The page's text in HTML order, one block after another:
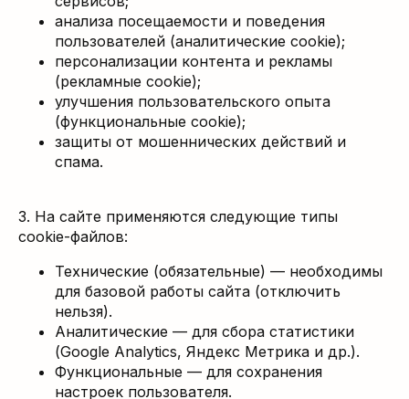
анализа посещаемости и поведения
пользователей (аналитические cookie);
персонализации контента и рекламы
(рекламные cookie);
улучшения пользовательского опыта
(функциональные cookie);
защиты от мошеннических действий и
спама.
3. На сайте применяются следующие типы
cookie-файлов:
Технические (обязательные) — необходимы
для базовой работы сайта (отключить
нельзя).
Аналитические — для сбора статистики
(Google Analytics, Яндекс Метрика и др.).
Функциональные — для сохранения
настроек пользователя.